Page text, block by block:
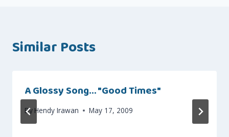
Similar Posts
A Glossy Song… "Good Times"
By Hendy Irawan May 17, 2009